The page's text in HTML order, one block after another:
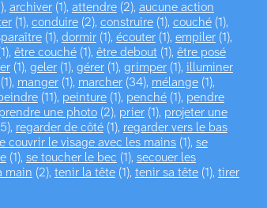
archiver(1), attendre(2), aucune action
(1), conduire(2), construire(1), couché(1),
(1), dormir(1), écouter(1), empiler(1),
être couché(1), être debout (1), être posé
(1), geler(1), gérer(1), grimper(1), illuminer
manger(1), marcher(34), mélange(1),
(11), peinture(1), penché(1), pendre
prendre une photo(2), prier(1), projeter une
regarder de côté(1), regarder vers le bas
couvrir le visage avec les mains(1), se
(1), se toucher le bec (1), secouer les
main (2), tenir la tête(1), tenir sa tête(1), tirer